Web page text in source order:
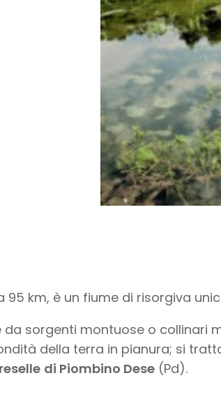
95 km, è un fiume di risorgiva
da sorgenti montuose o collinari
della terra in pianura; si
di Piombino Dese (Pd).